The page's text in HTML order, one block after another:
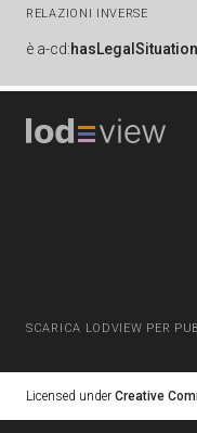
RELAZIONI INVERSE
è a-cd:hasLegalSituation
SCARICA LODVIEW PER
Licensed under Creative